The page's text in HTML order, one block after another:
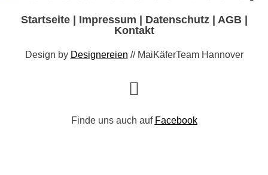
Startseite| Impressum | Datenschutz| AGB|
Kontakt
Design by Designereien // MaiKäferTeam Hannover
Finde uns auch auf Facebook